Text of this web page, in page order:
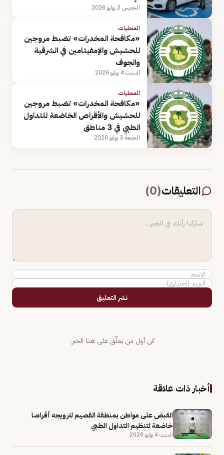
الخميس 2 يوليو 2026
المحليات
«مكافحة المخدرات» تضبط مروجين
للحشيش والإمفيتامين في الشرقية
والجوف
السبت 4 يوليو 2026
المحليات
«مكافحة المخدرات» تضبط مروجين
للحشيش والأقراص الخاضعة للتداول
الطبي في 3 مناطق
الجمعة 3 يوليو 2026
التعليقات(
0
)
نشر التعليق
كن أول من يعلّق على هذا الخبر.
أخبار ذات علاقة
القبض على مواطن بمنطقة القصيم لترويجه أقراصا
خاضعة لتنظيم التداول الطبي
السبت 4 يوليو 2026